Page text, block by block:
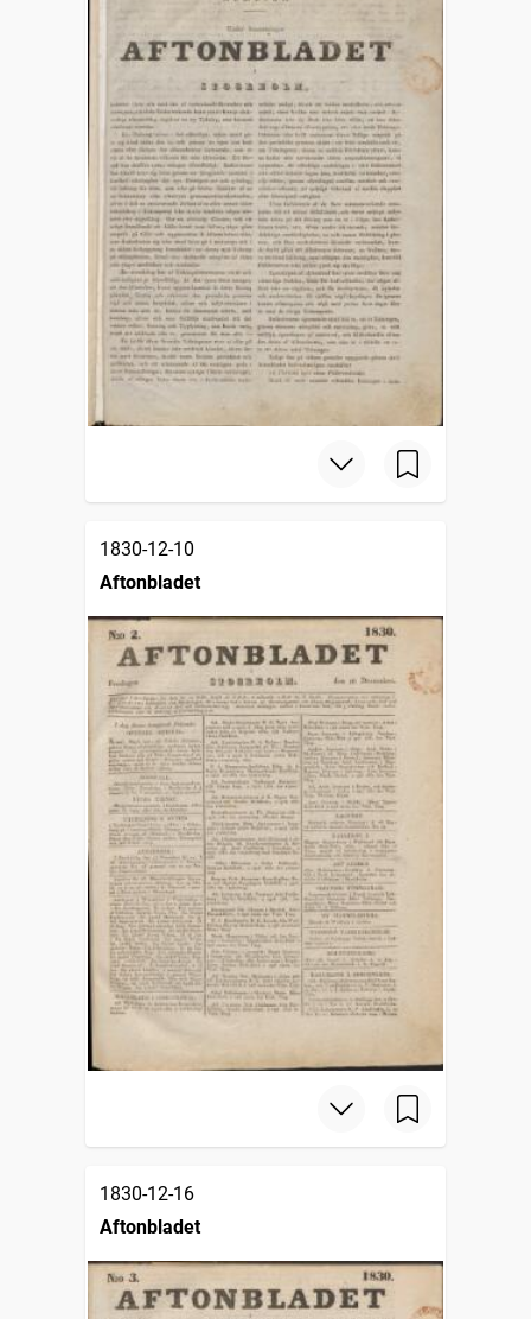
1830-12-10
Aftonbladet
1830-12-16
Aftonbladet